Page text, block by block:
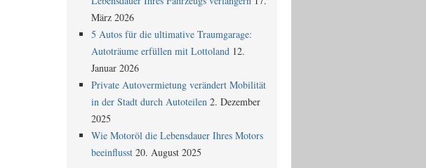
März 2026
5 Autos für die ultimative Traumgarage:
Autoträume erfüllen mit Lottoland 12.
Januar 2026
Private Autovermietung verändert Mobilität
in der Stadt durch Autoteilen 2. Dezember
2025
Wie Motoröl die Lebensdauer Ihres Motors
beeinflusst 20. August 2025